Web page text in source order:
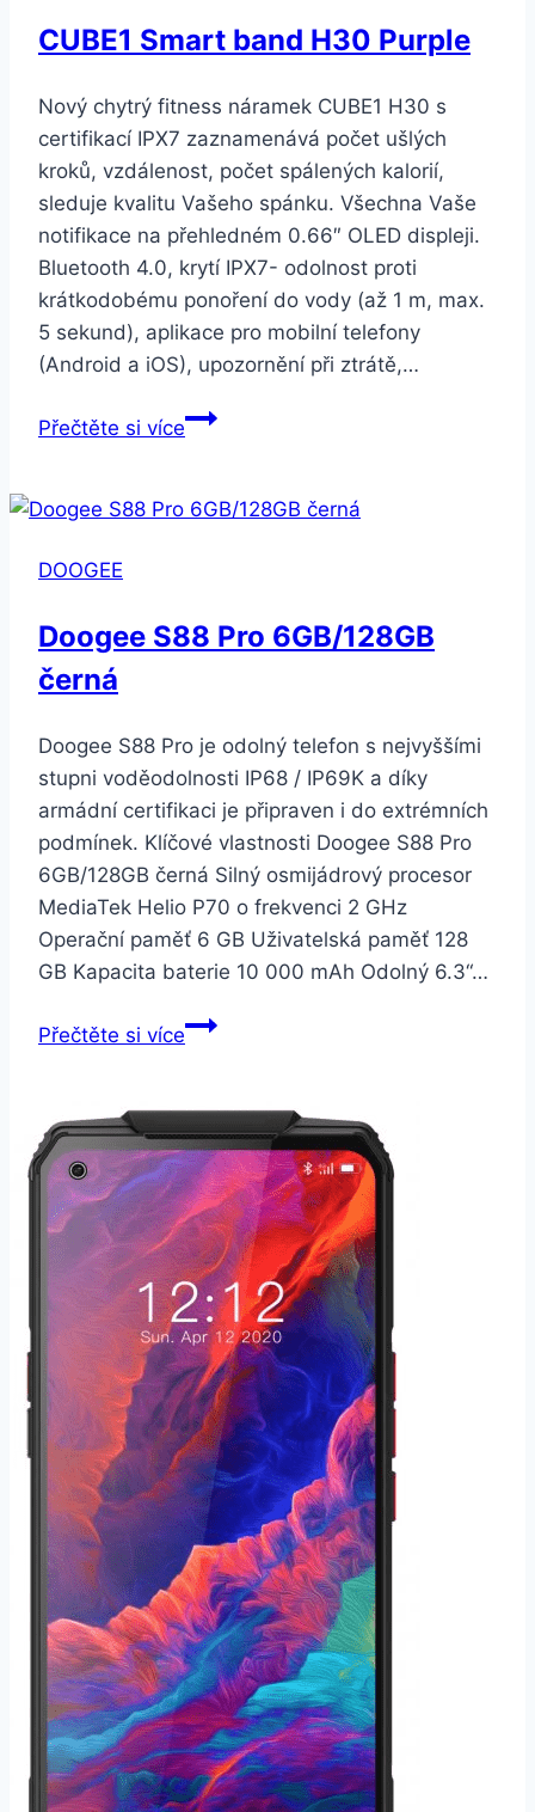
CUBE1 Smart band H30 Purple
Nový chytrý fitness náramek CUBE1 H30 s
certifikací IPX7 zaznamenává počet ušlých
kroků, vzdálenost, počet spálených kalorií,
sleduje kvalitu Vašeho spánku. Všechna Vaše
notifikace na přehledném 0.66″ OLED displeji.
Bluetooth 4.0, krytí IPX7- odolnost proti
krátkodobému ponoření do vody (až 1 m, max.
5 sekund), aplikace pro mobilní telefony
(Android a iOS), upozornění při ztrátě,…
Přečtěte si víceCUBE1
H30
DOOGEE
Doogee S88 Pro 6GB/128GB
černá
Doogee S88 Pro je odolný telefon s nejvyššími
stupni voděodolnosti IP68 / IP69K a díky
armádní certifikaci je připraven i do extrémních
podmínek. Klíčové vlastnosti Doogee S88 Pro
6GB/128GB černá Silný osmijádrový procesor
MediaTek Helio P70 o frekvenci 2 GHz
Operační paměť 6 GB Uživatelská paměť 128
GB Kapacita baterie 10 000 mAh Odolný 6.3“…
Přečtěte si víceDoogee
6GB/128GB
černá